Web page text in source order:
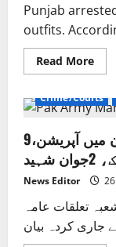
Punjab
outfits.
Read MoreRead
more
Crime/Courts
سکیورٹی فورسز کا شمالی وزیرستان میں آپریشن،9
News Editor
تعلقات عامہ